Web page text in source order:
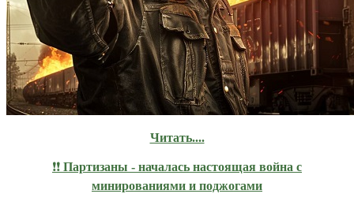
Читать....
❗❗ Партизаны - началась настоящая война с
минированиями и поджогами